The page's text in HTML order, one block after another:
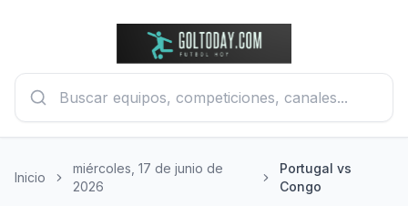
Inicio
miércoles, 17 de junio de
2026
Portugal vs
Congo